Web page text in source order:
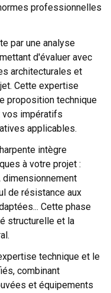
professionnelles
par une analyse
d'évaluer avec
architecturales et
Cette expertise
proposition technique
vos impératifs
applicables.
intègre
à votre projet :
de résistance aux
Cette phase
structurelle et la
technique et le
combinant
et équipements